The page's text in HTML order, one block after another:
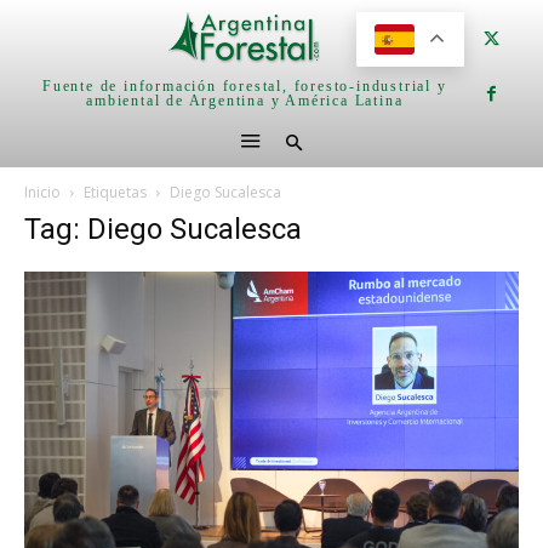
Fuente de información forestal, foresto-industrial y
ambiental de Argentina y América Latina
Inicio Etiquetas Diego Sucalesca
Tag: Diego Sucalesca